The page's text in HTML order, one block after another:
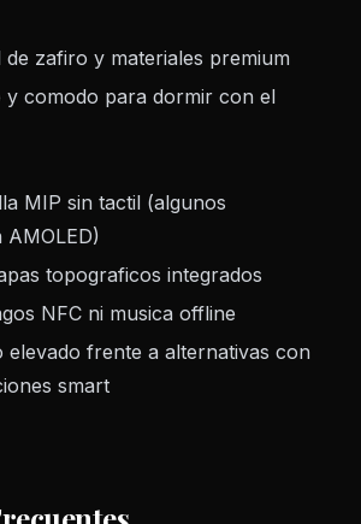
de zafiro y materiales premium
y comodo para dormir con el
MIP sin tactil (algunos
topograficos integrados
NFC ni musica offline
elevado frente a alternativas con
smart